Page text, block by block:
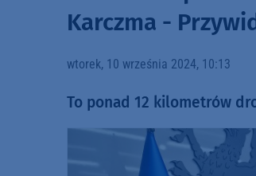
Karczma -
wtorek, 10 września 2024, 10:13
To ponad 12 kilometrów